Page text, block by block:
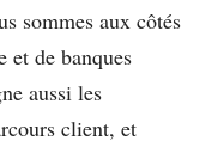
sommes aux côtés
et de banques
aussi les
client, et